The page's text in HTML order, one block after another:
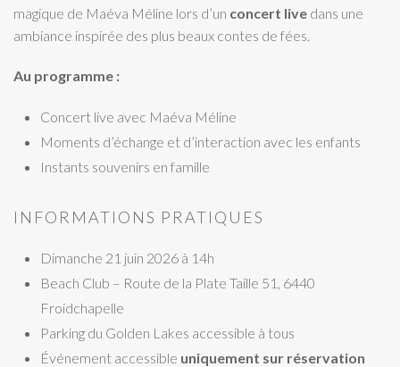
magique de Maéva Méline lors d’un concert live dans une
ambiance inspirée des plus beaux contes de fées.
Au programme :
Concert live avec Maéva Méline
Moments d’échange et d’interaction avec les enfants
Instants souvenirs en famille
INFORMATIONS PRATIQUES
Dimanche 21 juin 2026 à 14h
Beach Club – Route de la Plate Taille 51, 6440
Froidchapelle
Parking du Golden Lakes accessible à tous
Événement accessible uniquement sur réservation